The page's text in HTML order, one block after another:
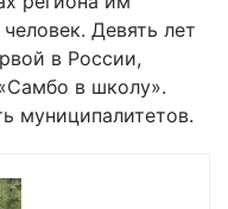
Девять лет
в России,
в школу».
муниципалитетов.